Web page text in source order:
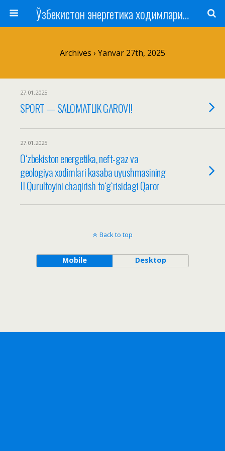
Ўзбекистон энергетика ходимлари касаба уюшмаси
Archives › Yanvar 27th, 2025
27.01.2025
SPORT — SALOMATLIK GAROVI!
27.01.2025
Oʻzbekiston energetika, neft-gaz va
geologiya xodimlari kasaba uyushmasining
II Qurultoyini chaqirish toʻgʻrisidagi Qaror
Back to top
Mobile Desktop